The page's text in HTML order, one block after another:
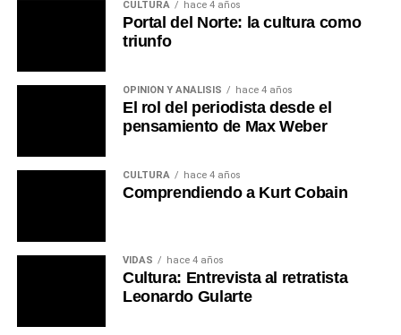
CULTURA hace 4 años
Portal del Norte: la cultura como
triunfo
OPINIÓN Y ANÁLISIS hace 4 años
El rol del periodista desde el
pensamiento de Max Weber
CULTURA hace 4 años
Comprendiendo a Kurt Cobain
VIDAS hace 4 años
Cultura: Entrevista al retratista
Leonardo Gularte